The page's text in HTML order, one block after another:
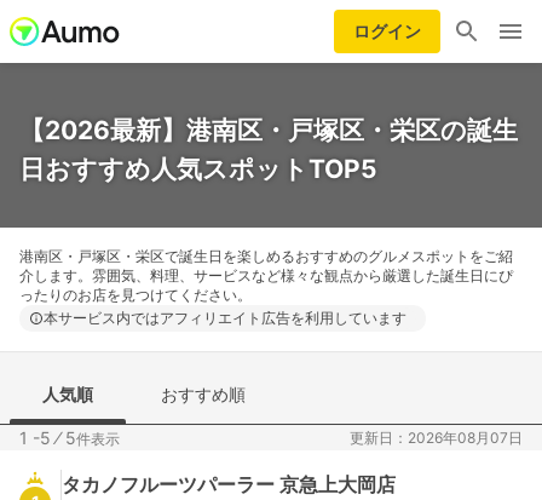
ログイン
【2026最新】港南区・戸塚区・栄区の誕生
日おすすめ人気スポットTOP5
港南区・戸塚区・栄区で誕生日を楽しめるおすすめのグルメスポットをご紹
介します。雰囲気、料理、サービスなど様々な観点から厳選した誕生日にぴ
ったりのお店を見つけてください。
本サービス内ではアフィリエイト広告を利用しています
人気順 おすすめ順
1 -5 ⁄5件表示 更新日：2026年08月07日
タカノフルーツパーラー 京急上大岡店